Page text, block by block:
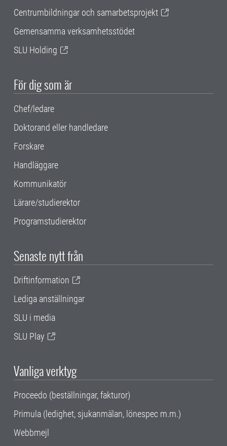
Centrumbildningar och samarbetsprojekt
Gemensamma verksamhetsstödet
SLU Holding
För dig som är
Chef/ledare
Doktorand eller handledare
Forskare
Handläggare
Kommunikatör
Lärare/studierektor
Programstudierektor
Senaste nytt från
Driftinformation
Lediga anställningar
SLU i media
SLU Play
Vanliga verktyg
Proceedo (beställningar, fakturor)
Primula (ledighet, sjukanmälan, lönespec m.m.)
Webbmejl